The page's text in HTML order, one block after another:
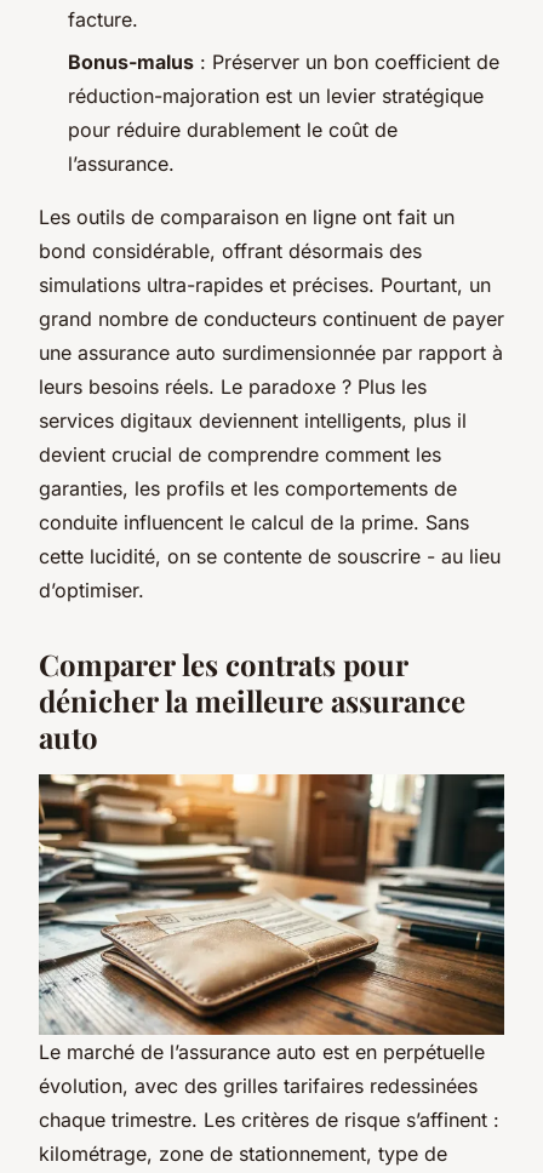
facture.
Bonus-malus : Préserver un bon coefficient de
réduction-majoration est un levier stratégique
pour réduire durablement le coût de
l’assurance.
Les outils de comparaison en ligne ont fait un
bond considérable, offrant désormais des
simulations ultra-rapides et précises. Pourtant, un
grand nombre de conducteurs continuent de payer
une assurance auto surdimensionnée par rapport à
leurs besoins réels. Le paradoxe ? Plus les
services digitaux deviennent intelligents, plus il
devient crucial de comprendre comment les
garanties, les profils et les comportements de
conduite influencent le calcul de la prime. Sans
cette lucidité, on se contente de souscrire - au lieu
d’optimiser.
Comparer les contrats pour
dénicher la meilleure assurance
auto
Le marché de l’assurance auto est en perpétuelle
évolution, avec des grilles tarifaires redessinées
chaque trimestre. Les critères de risque s’affinent :
kilométrage, zone de stationnement, type de